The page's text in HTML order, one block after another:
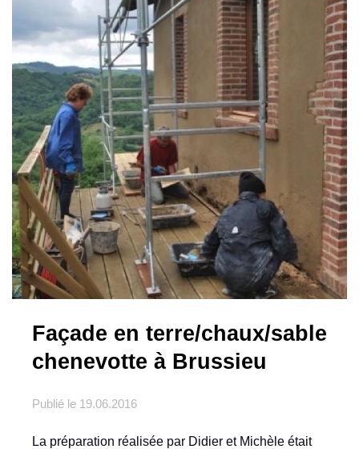
Façade en terre/chaux/sable
chenevotte à Brussieu
Publié le 19.06.2016
La préparation réalisée par Didier et Michèle était